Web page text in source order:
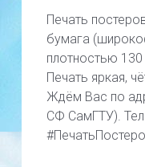
Печать
бумага
плотностью 130
Печать яркая,
Ждём Вас по
СФ СамГТУ).